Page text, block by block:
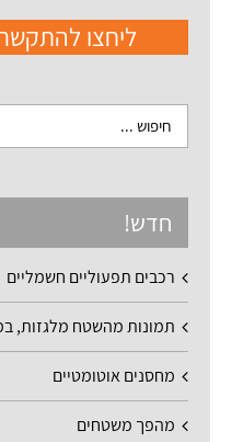
ליחצו
חדש!
רכבים תפעוליים חשמליים
תמונות מהשטח מלגזות,
מחסנים אוטומטיים
מהפך משטחים